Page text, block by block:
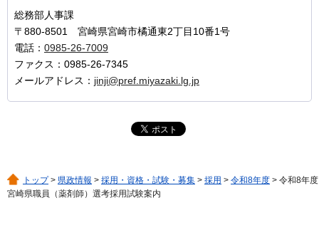
総務部人事課
〒880-8501 宮崎県宮崎市橘通東2丁目10番1号
電話： 0985-26-7009
ファクス：0985-26-7345
メールアドレス： jinji@pref.miyazaki.lg.jp
トップ> 県政情報 > 採用・資格・試験・募集 > 採用 > 令和8年度 > 令和8年度
宮崎県職員（薬剤師）選考採用試験案内